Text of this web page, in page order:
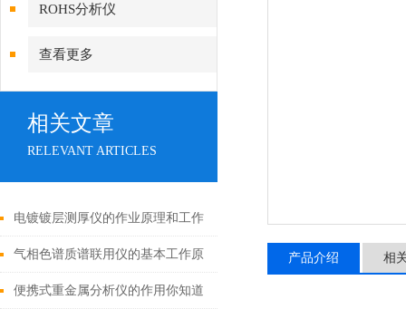
ROHS分析仪
查看更多
相关文章
RELEVANT ARTICLES
电镀镀层测厚仪的作业原理和工作
条件
气相色谱质谱联用仪的基本工作原
理介绍
便携式重金属分析仪的作用你知道
产品介绍 相